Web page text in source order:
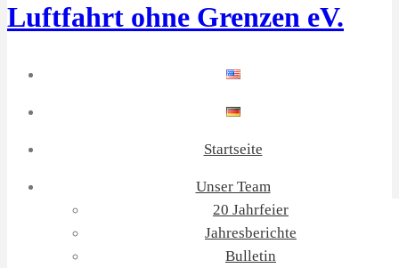
Luftfahrt ohne Grenzen eV.
Startseite
Unser Team
20 Jahrfeier
Jahresberichte
Bulletin